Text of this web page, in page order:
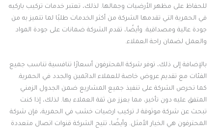
للحفاظ على مظهر الأرضيات وجمالها. لذلك، تعتبر خدمات تركيب باركيه
في الحمرية التي تقدمها الشركة من أكثر الخدمات طلبًا لما تتميز به من
جودة عالية ومصداقية. وأيضًا، تقدم الشركة ضمانات على جودة المواد
والعمل لضمان راحة العملاء.
بالإضافة إلى ذلك، توفر شركة المحترفون أسعارًا تنافسية تناسب جميع
الفئات مع تقديم عروض خاصة للعملاء الدائمين والجدد في الحمرية.
كما تحرص الشركة على تنفيذ جميع المشاريع ضمن الجدول الزمني
المتفق عليه دون تأخير، مما يعزز من ثقة العملاء بها. لذلك، إذا كنت
تبحث عن شركة موثوقة لـ تركيب ارضيات خشب في الحمرية، فإن شركة
المحترفون هي الخيار الأمثل. وأيضًا، تتيح الشركة قنوات اتصال متعددة